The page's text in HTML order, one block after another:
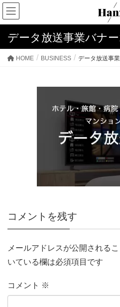
データ放送事業バナ
HOME BUSINESS データ放送事
コメントを残す
メールアドレスが公開されるこ
いている欄は必須項目です
コメント ※